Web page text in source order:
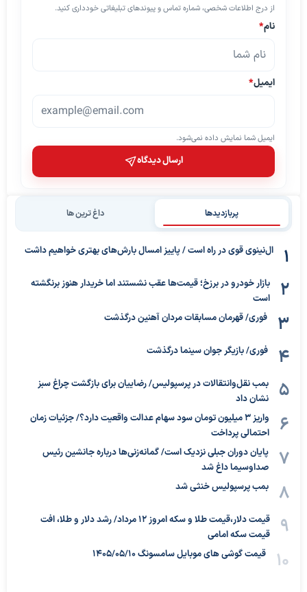
از درج اطلاعات شخصی، شماره تماس و پیوندهای تبلیغاتی خودداری کنید.
نام*
ایمیل*
ایمیل شما نمایش داده نمی‌شود.
ارسال دیدگاه
پربازدیدها داغ ترین ها
ال‌نینوی قوی در راه است / پاییز امسال بارش‌های بهتری خواهیم داشت
بازار خودرو در برزخ؛ قیمت‌ها عقب نشستند اما خریدار هنوز برنگشته
است
فوری/ قهرمان مسابقات مردان آهنین درگذشت
فوری/ بازیگر جوان سینما درگذشت
بمب نقل‌وانتقالات در پرسپولیس/ رضاییان برای بازگشت چراغ سبز
نشان داد
واریز ۳ میلیون تومان سود سهام عدالت واقعیت دارد؟/ جزئیات زمان
احتمالی پرداخت
پایان دوران جبلی نزدیک است/ گمانه‌زنی‌ها درباره جانشین رئیس
صداوسیما داغ شد
بمب پرسپولیس خنثی شد
قیمت دلار،قیمت طلا و سکه امروز ۱۲ مرداد/ رشد دلار و طلا، افت
قیمت سکه امامی
قیمت گوشی های موبایل سامسونگ 1405/05/10